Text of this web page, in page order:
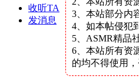
收听TA
发消息
3、本站部分内
4、如本帖侵犯
5、ASMR精品
6、本站所有资
的均不得使用